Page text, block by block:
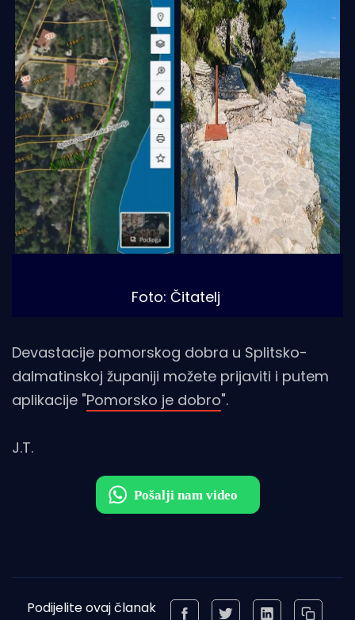
Foto: Čitatelj
Devastacije pomorskog dobra u Splitsko-
dalmatinskoj županiji možete prijaviti i putem
aplikacije "Pomorsko je dobro".
J.T.
Podijelite ovaj članak